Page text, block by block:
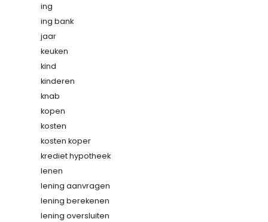
ing
ing bank
jaar
keuken
kind
kinderen
knab
kopen
kosten
kosten koper
krediet hypotheek
lenen
lening aanvragen
lening berekenen
lening oversluiten